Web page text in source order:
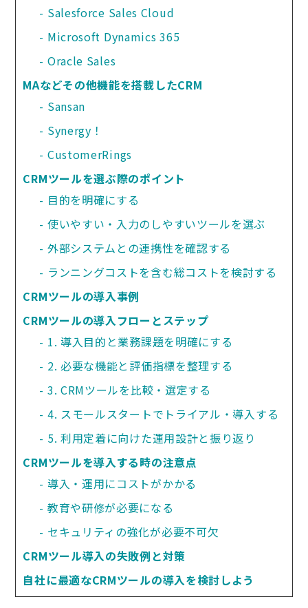
Salesforce Sales Cloud
Microsoft Dynamics 365
Oracle Sales
MAなどその他機能を搭載したCRM
Sansan
Synergy！
CustomerRings
CRMツールを選ぶ際のポイント
目的を明確にする
使いやすい・入力のしやすいツールを選ぶ
外部システムとの連携性を確認する
ランニングコストを含む総コストを検討する
CRMツールの導入事例
CRMツールの導入フローとステップ
1. 導入目的と業務課題を明確にする
2. 必要な機能と評価指標を整理する
3. CRMツールを比較・選定する
4. スモールスタートでトライアル・導入する
5. 利用定着に向けた運用設計と振り返り
CRMツールを導入する時の注意点
導入・運用にコストがかかる
教育や研修が必要になる
セキュリティの強化が必要不可欠
CRMツール導入の失敗例と対策
自社に最適なCRMツールの導入を検討しよう